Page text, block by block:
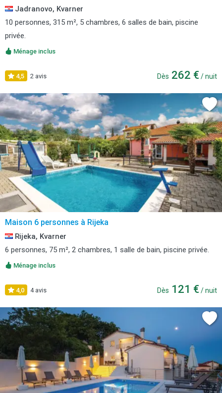
Jadranovo, Kvarner
10 personnes, 315 m², 5 chambres, 6 salles de bain, piscine
privée.
Ménage inclus
4,5 2 avis Dès 262 € / nuit
Maison 6 personnes à Rijeka
Rijeka, Kvarner
6 personnes, 75 m², 2 chambres, 1 salle de bain, piscine privée.
Ménage inclus
4,0 4 avis Dès 121 € / nuit